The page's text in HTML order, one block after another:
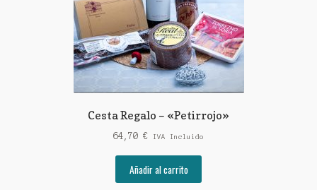
Cesta Regalo – «Petirrojo»
64,70 € IVA Incluido
Añadir al carrito